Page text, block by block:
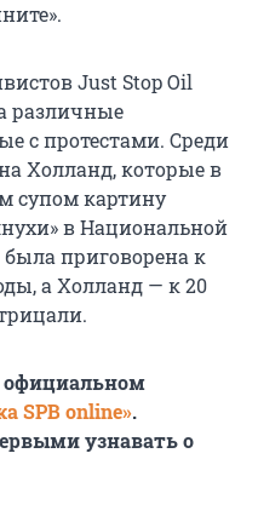
Just Stop Oil
различные
с протестами. Среди
Холланд, которые в
супом картину
в Национальной
приговорена к
а Холланд — к 20
официальном
SPB online».
узнавать о